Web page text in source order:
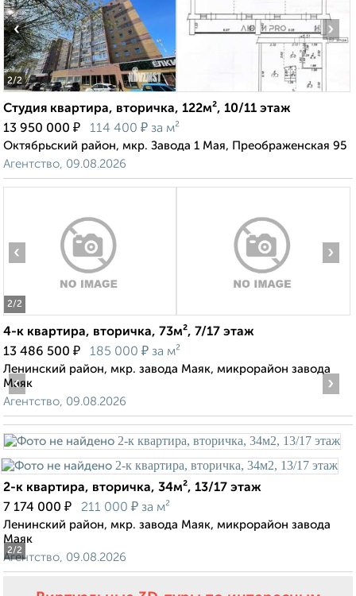
2/2
‹ ›
Студия квартира, вторичка, 122м², 10/11 этаж
13 950 000 ₽ 114 400 ₽ за м²
Октябрьский район, мкр. Завода 1 Мая, Преображенская 95
Агентство, 09.08.2026
2/2
‹ ›
4-к квартира, вторичка, 73м², 7/17 этаж
13 486 500 ₽ 185 000 ₽ за м²
Ленинский район, мкр. завода Маяк, микрорайон завода
Маяк
Агентство, 09.08.2026
2/2
‹ ›
2-к квартира, вторичка, 34м², 13/17 этаж
7 174 000 ₽ 211 000 ₽ за м²
Ленинский район, мкр. завода Маяк, микрорайон завода
Маяк
Агентство, 09.08.2026